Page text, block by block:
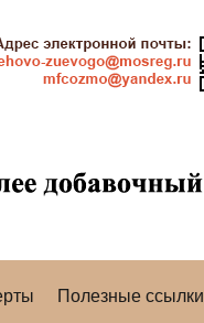
Полезные ссылки